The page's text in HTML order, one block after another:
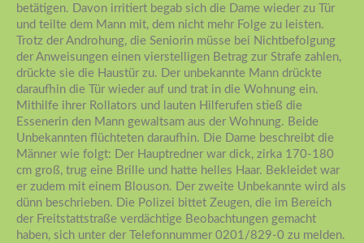
betätigen. Davon irritiert begab sich die Dame wieder zu Tür
und teilte dem Mann mit, dem nicht mehr Folge zu leisten.
Trotz der Androhung, die Seniorin müsse bei Nichtbefolgung
der Anweisungen einen vierstelligen Betrag zur Strafe zahlen,
drückte sie die Haustür zu. Der unbekannte Mann drückte
daraufhin die Tür wieder auf und trat in die Wohnung ein.
Mithilfe ihrer Rollators und lauten Hilferufen stieß die
Essenerin den Mann gewaltsam aus der Wohnung. Beide
Unbekannten flüchteten daraufhin. Die Dame beschreibt die
Männer wie folgt: Der Hauptredner war dick, zirka 170-180
cm groß, trug eine Brille und hatte helles Haar. Bekleidet war
er zudem mit einem Blouson. Der zweite Unbekannte wird als
dünn beschrieben. Die Polizei bittet Zeugen, die im Bereich
der Freitstattstraße verdächtige Beobachtungen gemacht
haben, sich unter der Telefonnummer 0201/829-0 zu melden.